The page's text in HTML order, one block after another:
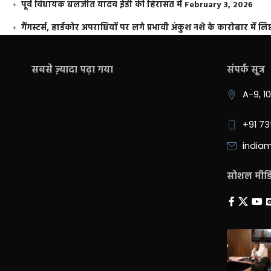
पूर्व विधायक बलजीत यादव ईडी की हिरासत में February 3, 2026
गैंगस्टर्स, हार्डकोर अपराधियों पर लगे प्रभावी अंकुश नशे के कारोबार में
सबसे ज़्यादा पढ़ा गया संपर्क सूत्र
A-9,
+91
सोशल